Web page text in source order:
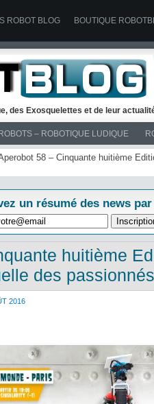
ROBOT BLOG BOUTIQUE
des Exosquelettes et de leur
– ROBOTIQUE LUDIQUE
58 – Cinquante huitième
un résumé des news
huitième
des
2016